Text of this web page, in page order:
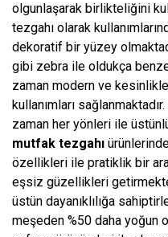
olgunlaşarak birlikteliğini
tezgahı olarak
dekoratif bir yüzey
gibi zebra ile oldukça
zaman modern ve
kullanımları
zaman her yönleri ile
mutfak tezgahı
özellikleri ile pratiklik bir
eşsiz güzellikleri
üstün dayanıklılığa
meşeden %50 daha yoğun